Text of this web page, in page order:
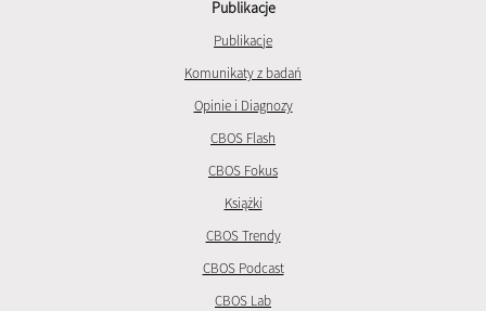
Publikacje
Publikacje
Komunikaty z badań
Opinie i Diagnozy
CBOS Flash
CBOS Fokus
Książki
CBOS Trendy
CBOS Podcast
CBOS Lab